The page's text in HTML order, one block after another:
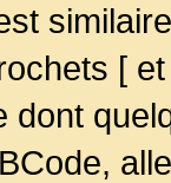
[
dont